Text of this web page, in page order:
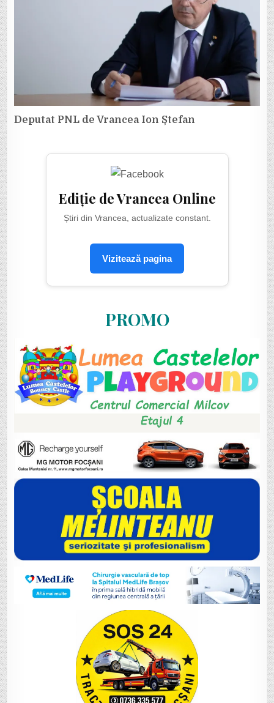
Deputat PNL de Vrancea Ion Ștefan
Ediție de Vrancea Online
Știri din Vrancea, actualizate constant.
Vizitează pagina
PROMO